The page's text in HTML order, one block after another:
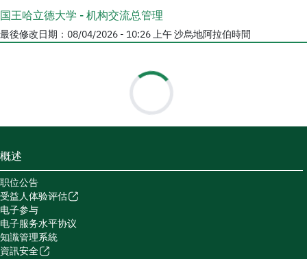
国王哈立德大学 - 机构交流总管理
最後修改日期： 08/04/2026 - 10:26 上午沙烏地阿拉伯時間
概述
职位公告
受益人体验评估
电子参与
电子服务水平协议
知識管理系統
資訊安全